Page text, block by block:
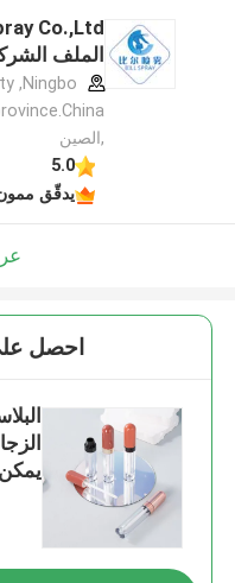
Co.,Ltd
الملف
,Ningbo
,الصين
5.0
يدقّق
احصل